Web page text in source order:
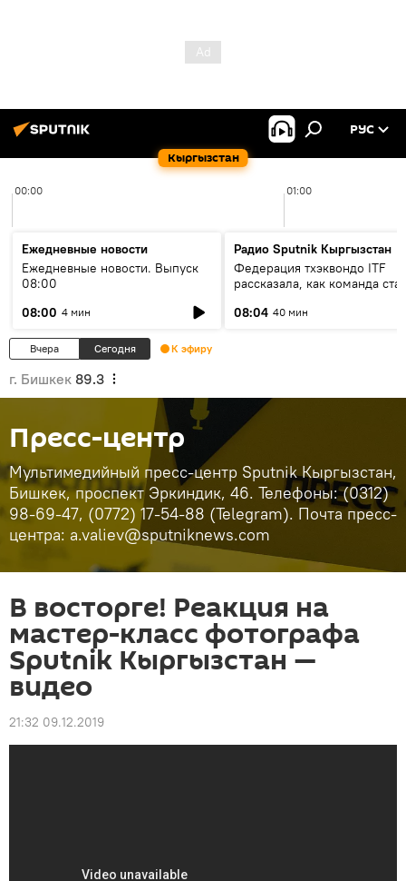
Кыргызстан
РУС
00:00 01:00
Ежедневные новости
Ежедневные новости. Выпуск
08:00
08:00 4 мин
Радио Sputnik Кыргызстан
Федерация тхэквондо ITF
рассказала, как команда
08:04 40 мин
Вчера Сегодня К эфиру
г. Бишкек 89.3
Пресс-центр
Мультимедийный пресс-центр Sputnik Кыргызстан,
Бишкек, проспект Эркиндик, 46. Телефоны: (0312)
98-69-47, (0772) 17-54-88 (Telegram). Почта пресс-
центра: a.valiev@sputniknews.com
В восторге! Реакция на
мастер-класс фотографа
Sputnik Кыргызстан —
видео
21:32 09.12.2019